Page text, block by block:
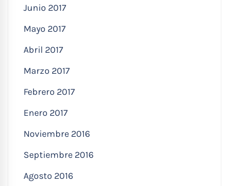
Junio 2017
Mayo 2017
Abril 2017
Marzo 2017
Febrero 2017
Enero 2017
Noviembre 2016
Septiembre 2016
Agosto 2016